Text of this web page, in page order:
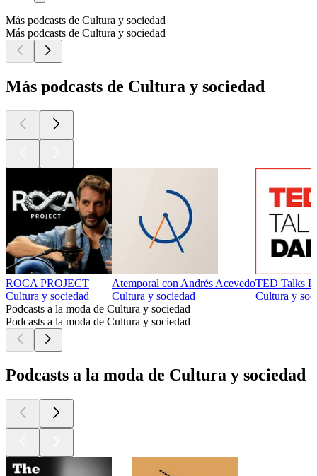
Más podcasts de Cultura y sociedad
Más podcasts de Cultura y sociedad
Más podcasts de Cultura y sociedad
ROCA PROJECT
Cultura y sociedad
Atemporal con Andrés Acevedo
Cultura y sociedad
TED Talks
Cultura y
Podcasts a la moda de Cultura y sociedad
Podcasts a la moda de Cultura y sociedad
Podcasts a la moda de Cultura y sociedad